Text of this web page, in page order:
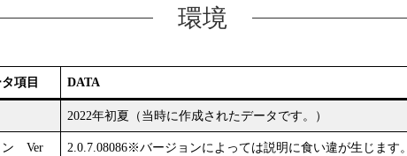
環境
項目 DATA
2022年初夏（当時に作成されたデータです。）
ン Ver 2.0.7.08086※バージョンによっては説明に食い違が生じます。